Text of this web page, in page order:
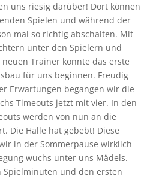
uns riesig darüber! Dort können
Spielen und während der
mal so richtig abschalten. Mit
unter den Spielern und
Trainer konnte das erste
für uns beginnen. Freudig
Erwartungen begangen wir die
Timeouts jetzt mit vier. In den
werden von nun an die
Die Halle hat gebebt! Diese
in der Sommerpause wirklich
wuchs unter uns Mädels.
Spielminuten und den ersten